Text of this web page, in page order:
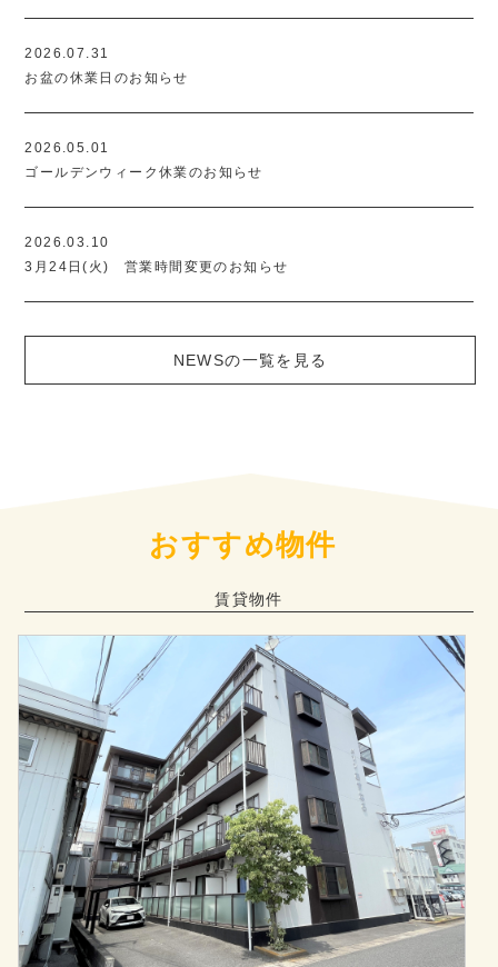
2026.07.31
お盆の休業日のお知らせ
2026.05.01
ゴールデンウィーク休業のお知らせ
2026.03.10
3月24日(火) 営業時間変更のお知らせ
NEWSの一覧を見る
おすすめ物件
賃貸物件